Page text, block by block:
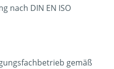
nach DIN EN ISO
gemäß